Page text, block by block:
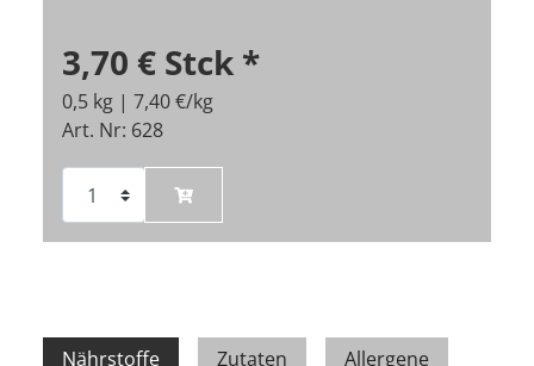
3,70 € Stck *
0,5 kg | 7,40 €/kg
Art. Nr: 628
Nährstoffe Zutaten Allergene